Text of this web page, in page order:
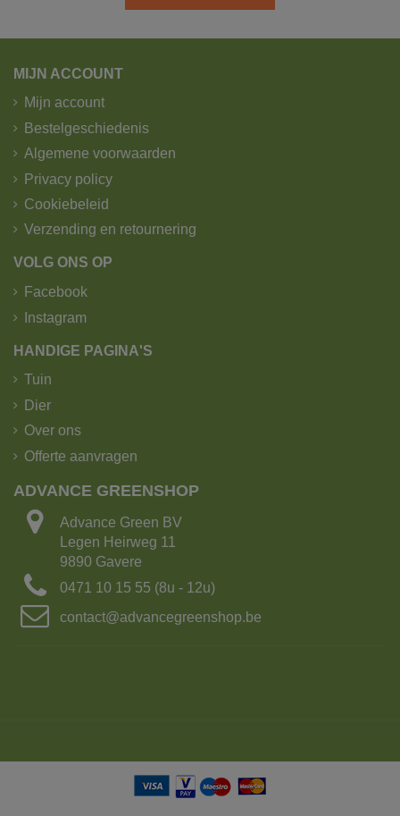
MIJN ACCOUNT
Mijn account
Bestelgeschiedenis
Algemene voorwaarden
Privacy policy
Cookiebeleid
Verzending en retournering
VOLG ONS OP
Facebook
Instagram
HANDIGE PAGINA'S
Tuin
Dier
Over ons
Offerte aanvragen
ADVANCE GREENSHOP
Advance Green BV
Legen Heirweg 11
9890 Gavere
0471 10 15 55 (8u - 12u)
contact@advancegreenshop.be